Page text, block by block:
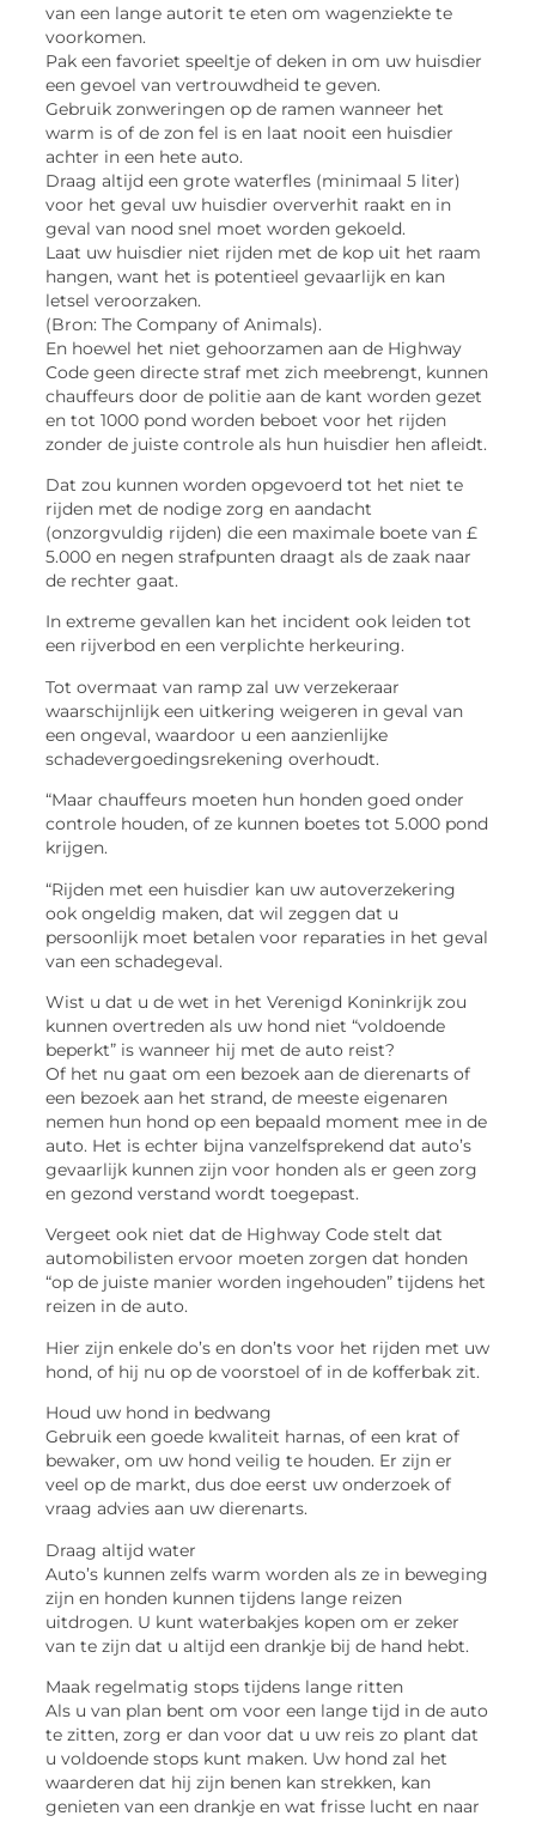
van een lange autorit te eten om wagenziekte te
voorkomen.
Pak een favoriet speeltje of deken in om uw huisdier
een gevoel van vertrouwdheid te geven.
Gebruik zonweringen op de ramen wanneer het
warm is of de zon fel is en laat nooit een huisdier
achter in een hete auto.
Draag altijd een grote waterfles (minimaal 5 liter)
voor het geval uw huisdier oververhit raakt en in
geval van nood snel moet worden gekoeld.
Laat uw huisdier niet rijden met de kop uit het raam
hangen, want het is potentieel gevaarlijk en kan
letsel veroorzaken.
(Bron: The Company of Animals).
En hoewel het niet gehoorzamen aan de Highway
Code geen directe straf met zich meebrengt, kunnen
chauffeurs door de politie aan de kant worden gezet
en tot 1000 pond worden beboet voor het rijden
zonder de juiste controle als hun huisdier hen afleidt.
Dat zou kunnen worden opgevoerd tot het niet te
rijden met de nodige zorg en aandacht
(onzorgvuldig rijden) die een maximale boete van £
5.000 en negen strafpunten draagt als de zaak naar
de rechter gaat.
In extreme gevallen kan het incident ook leiden tot
een rijverbod en een verplichte herkeuring.
Tot overmaat van ramp zal uw verzekeraar
waarschijnlijk een uitkering weigeren in geval van
een ongeval, waardoor u een aanzienlijke
schadevergoedingsrekening overhoudt.
“Maar chauffeurs moeten hun honden goed onder
controle houden, of ze kunnen boetes tot 5.000 pond
krijgen.
“Rijden met een huisdier kan uw autoverzekering
ook ongeldig maken, dat wil zeggen dat u
persoonlijk moet betalen voor reparaties in het geval
van een schadegeval.
Wist u dat u de wet in het Verenigd Koninkrijk zou
kunnen overtreden als uw hond niet “voldoende
beperkt” is wanneer hij met de auto reist?
Of het nu gaat om een bezoek aan de dierenarts of
een bezoek aan het strand, de meeste eigenaren
nemen hun hond op een bepaald moment mee in de
auto. Het is echter bijna vanzelfsprekend dat auto’s
gevaarlijk kunnen zijn voor honden als er geen zorg
en gezond verstand wordt toegepast.
Vergeet ook niet dat de Highway Code stelt dat
automobilisten ervoor moeten zorgen dat honden
“op de juiste manier worden ingehouden” tijdens het
reizen in de auto.
Hier zijn enkele do’s en don’ts voor het rijden met uw
hond, of hij nu op de voorstoel of in de kofferbak zit.
Houd uw hond in bedwang
Gebruik een goede kwaliteit harnas, of een krat of
bewaker, om uw hond veilig te houden. Er zijn er
veel op de markt, dus doe eerst uw onderzoek of
vraag advies aan uw dierenarts.
Draag altijd water
Auto’s kunnen zelfs warm worden als ze in beweging
zijn en honden kunnen tijdens lange reizen
uitdrogen. U kunt waterbakjes kopen om er zeker
van te zijn dat u altijd een drankje bij de hand hebt.
Maak regelmatig stops tijdens lange ritten
Als u van plan bent om voor een lange tijd in de auto
te zitten, zorg er dan voor dat u uw reis zo plant dat
u voldoende stops kunt maken. Uw hond zal het
waarderen dat hij zijn benen kan strekken, kan
genieten van een drankje en wat frisse lucht en naar